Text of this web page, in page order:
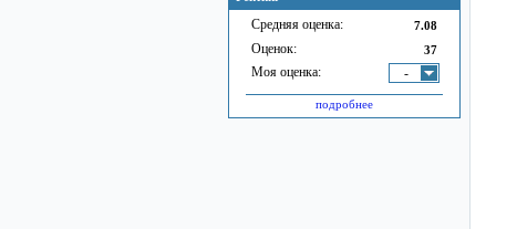
Средняя оценка: 7.08
Оценок: 37
Моя оценка: -
подробнее